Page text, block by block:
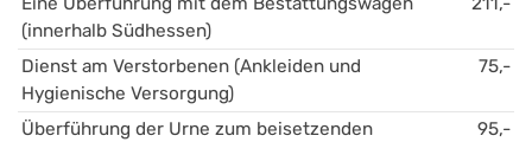
(innerhalb Südhessen)
Dienst am Verstorbenen (Ankleiden und
Hygienische Versorgung)
75,-
Überführung der Urne zum beisetzenden
95,-